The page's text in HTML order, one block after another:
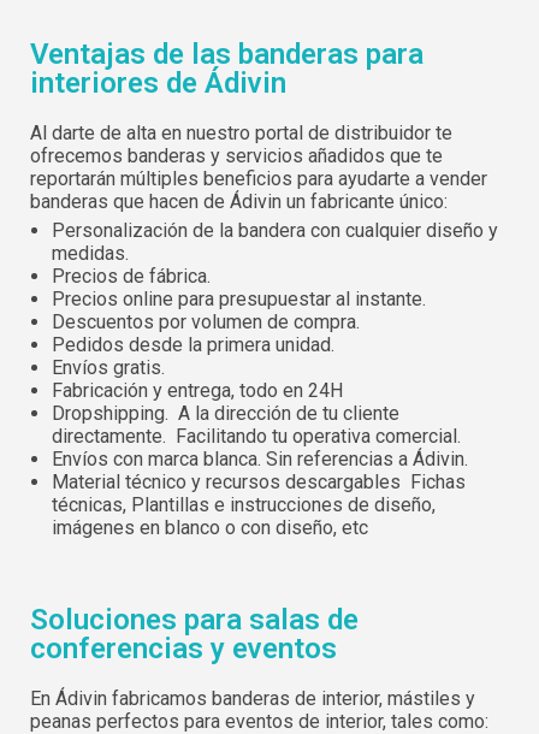
Contraseña:
Recordar contraseña: Sí No
Recuperar contraseña
Español
English
Português
Deutsch
Italiano
Sverige
Denmark
Slovenija
Finnish
Norway
Ventajas de las banderas para
interiores de Ádivin
Al darte de alta en nuestro portal de distribuidor te
ofrecemos banderas y servicios añadidos que te
reportarán múltiples beneficios para ayudarte a vender
banderas que hacen de Ádivin un fabricante único:
Personalización de la bandera con cualquier diseño y
medidas.
Precios de fábrica.
Precios online para presupuestar al instante.
Descuentos por volumen de compra.
Pedidos desde la primera unidad.
Envíos gratis.
Fabricación y entrega, todo en 24H
Dropshipping. A la dirección de tu cliente
directamente. Facilitando tu operativa comercial.
Envíos con marca blanca. Sin referencias a Ádivin.
Material técnico y recursos descargables Fichas
técnicas, Plantillas e instrucciones de diseño,
imágenes en blanco o con diseño, etc
Soluciones para salas de
conferencias y eventos
En Ádivin fabricamos banderas de interior, mástiles y
peanas perfectos para eventos de interior, tales como:
Espere, por favor